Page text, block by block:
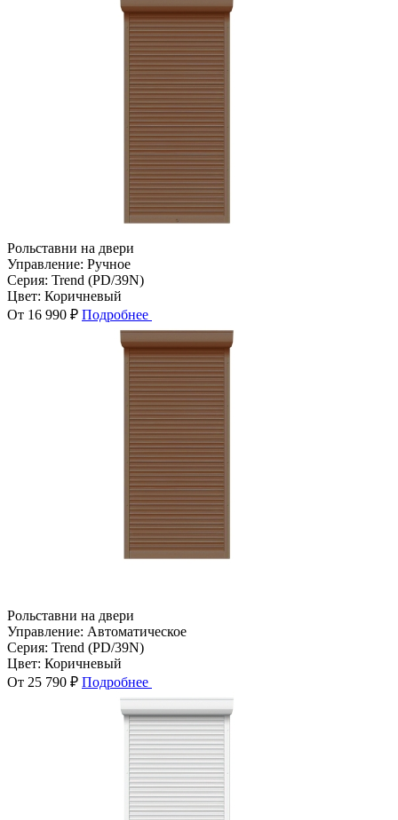
Рольставни на двери
Управление: Ручное
Серия: Trend (PD/39N)
Цвет: Коричневый
От 16 990 ₽ Подробнее
Рольставни на двери
Управление: Автоматическое
Серия: Trend (PD/39N)
Цвет: Коричневый
От 25 790 ₽ Подробнее